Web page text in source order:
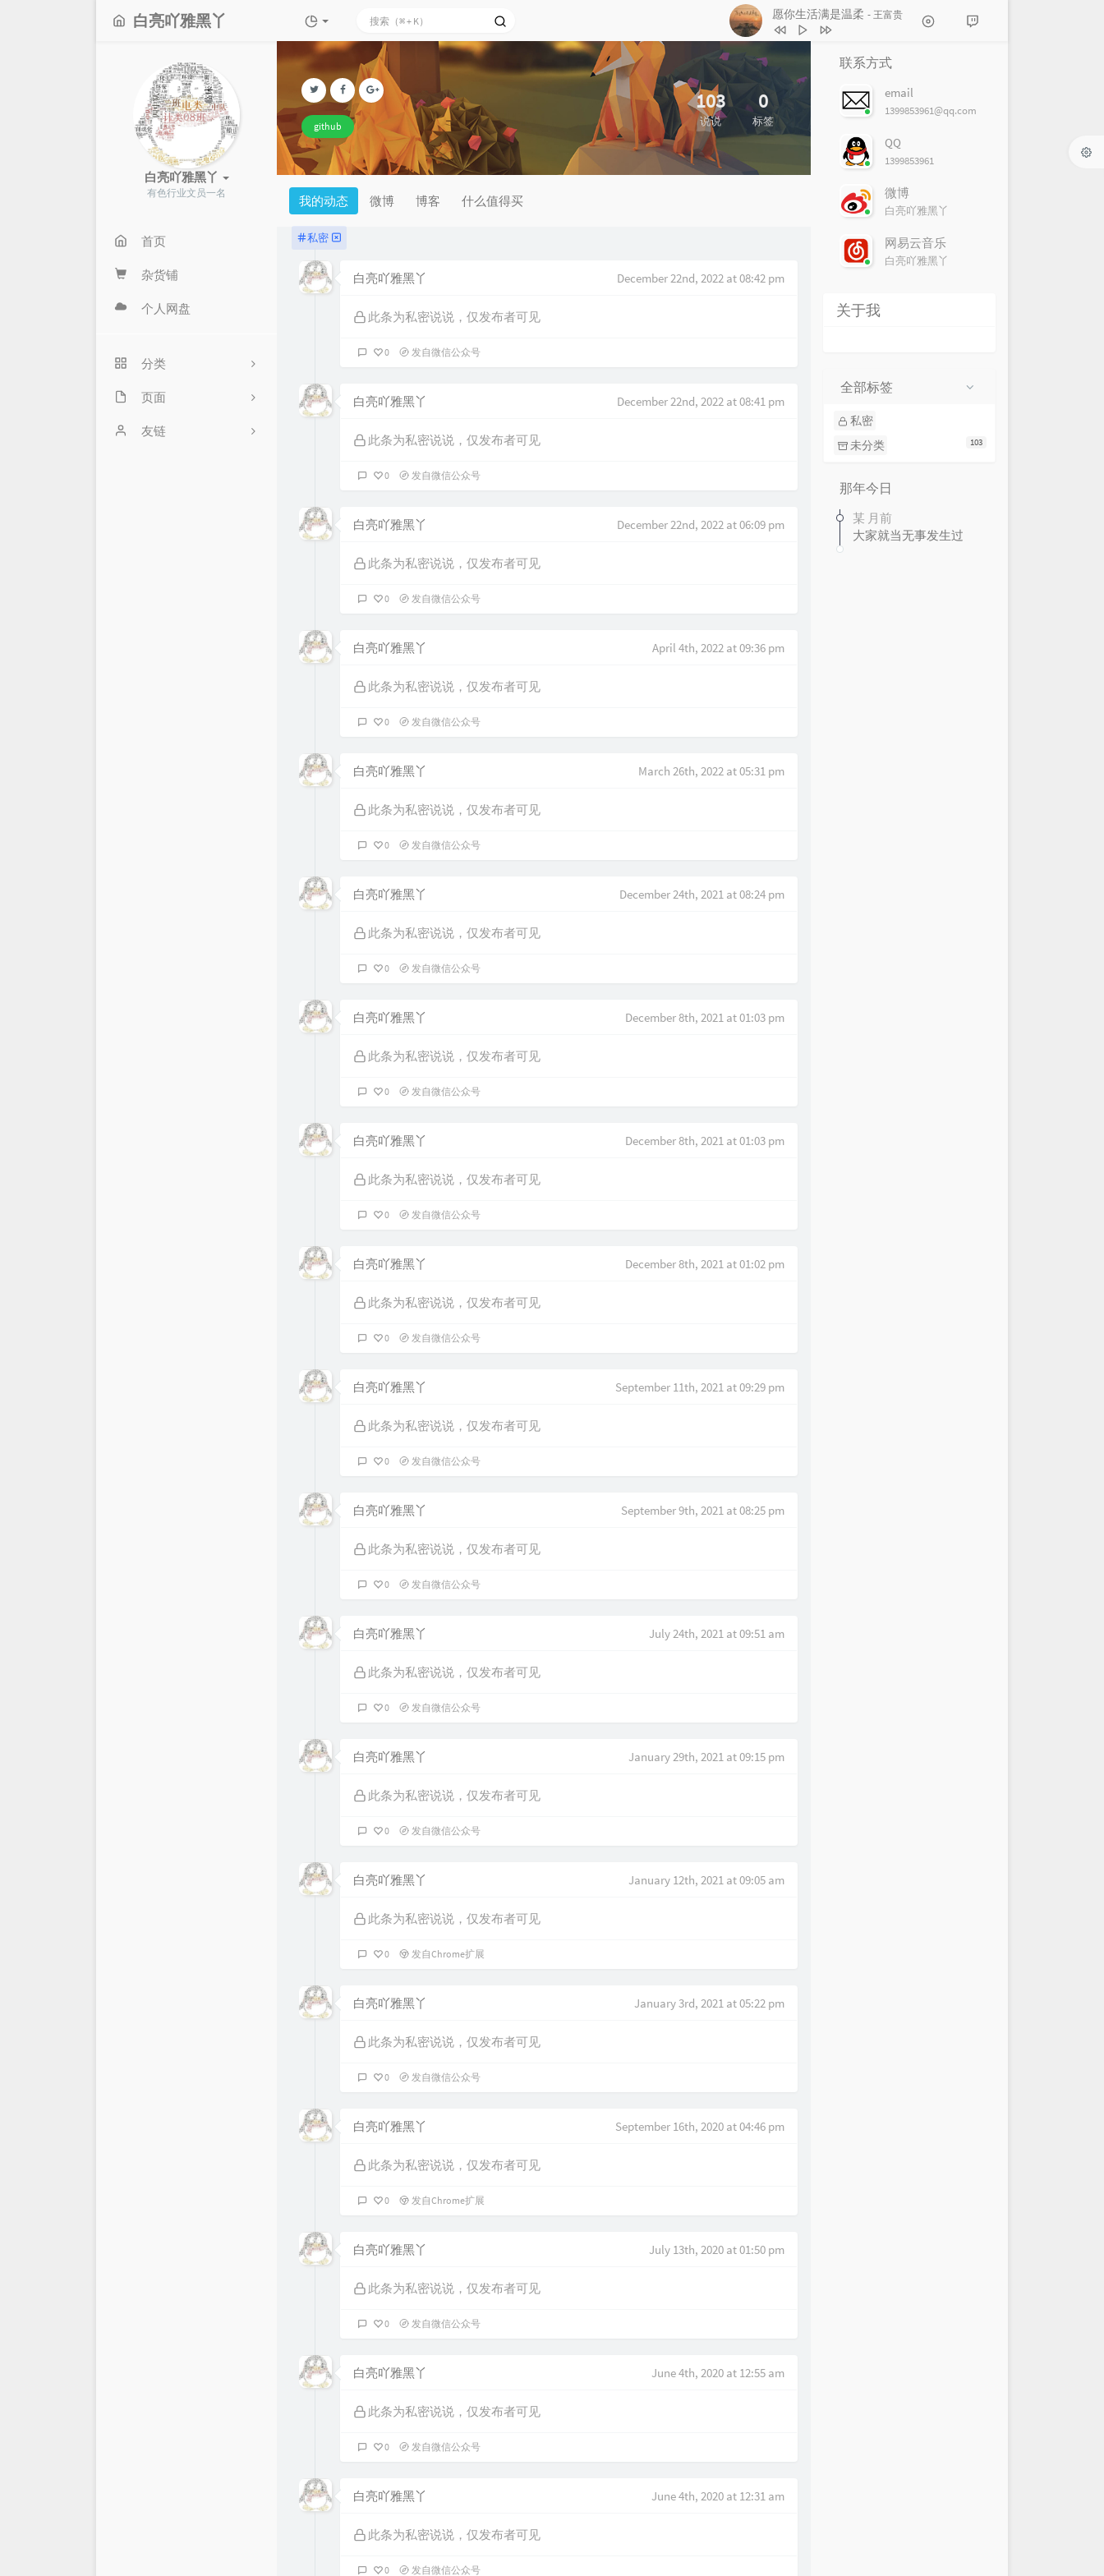
白亮吖雅黑丫 愿你生活满是温柔 - 王富贵
时差 (Live)
3 愿你生活满是温柔 王富贵
我要找到你
暗杠
白亮吖雅黑丫
有色行业文员一名
首页
杂货铺
个人网盘
分类
0
技术杂谈
页面
网站状态
友链
github
103
说说
0
标签
我的动态 微博 博客 什么值得买
私密
白亮吖雅黑丫 December 22nd, 2022 at 08:42 pm
此条为私密说说，仅发布者可见
0 发自微信公众号
白亮吖雅黑丫 December 22nd, 2022 at 08:41 pm
此条为私密说说，仅发布者可见
0 发自微信公众号
白亮吖雅黑丫 December 22nd, 2022 at 06:09 pm
此条为私密说说，仅发布者可见
0 发自微信公众号
白亮吖雅黑丫 April 4th, 2022 at 09:36 pm
此条为私密说说，仅发布者可见
0 发自微信公众号
白亮吖雅黑丫 March 26th, 2022 at 05:31 pm
此条为私密说说，仅发布者可见
0 发自微信公众号
白亮吖雅黑丫 December 24th, 2021 at 08:24 pm
此条为私密说说，仅发布者可见
0 发自微信公众号
白亮吖雅黑丫 December 8th, 2021 at 01:03 pm
此条为私密说说，仅发布者可见
0 发自微信公众号
白亮吖雅黑丫 December 8th, 2021 at 01:03 pm
此条为私密说说，仅发布者可见
0 发自微信公众号
白亮吖雅黑丫 December 8th, 2021 at 01:02 pm
此条为私密说说，仅发布者可见
0 发自微信公众号
白亮吖雅黑丫 September 11th, 2021 at 09:29 pm
此条为私密说说，仅发布者可见
0 发自微信公众号
白亮吖雅黑丫 September 9th, 2021 at 08:25 pm
此条为私密说说，仅发布者可见
0 发自微信公众号
白亮吖雅黑丫 July 24th, 2021 at 09:51 am
此条为私密说说，仅发布者可见
0 发自微信公众号
白亮吖雅黑丫 January 29th, 2021 at 09:15 pm
此条为私密说说，仅发布者可见
0 发自微信公众号
白亮吖雅黑丫 January 12th, 2021 at 09:05 am
此条为私密说说，仅发布者可见
0 发自Chrome扩展
白亮吖雅黑丫 January 3rd, 2021 at 05:22 pm
此条为私密说说，仅发布者可见
0 发自微信公众号
白亮吖雅黑丫 September 16th, 2020 at 04:46 pm
此条为私密说说，仅发布者可见
0 发自Chrome扩展
白亮吖雅黑丫 July 13th, 2020 at 01:50 pm
此条为私密说说，仅发布者可见
0 发自微信公众号
白亮吖雅黑丫 June 4th, 2020 at 12:55 am
此条为私密说说，仅发布者可见
0 发自微信公众号
白亮吖雅黑丫 June 4th, 2020 at 12:31 am
此条为私密说说，仅发布者可见
0 发自微信公众号
联系方式
email
1399853961@qq.com
QQ
1399853961
微博
白亮吖雅黑丫
网易云音乐
白亮吖雅黑丫
关于我
全部标签
私密
未分类
103
那年今日
某 月前
大家就当无事发生过